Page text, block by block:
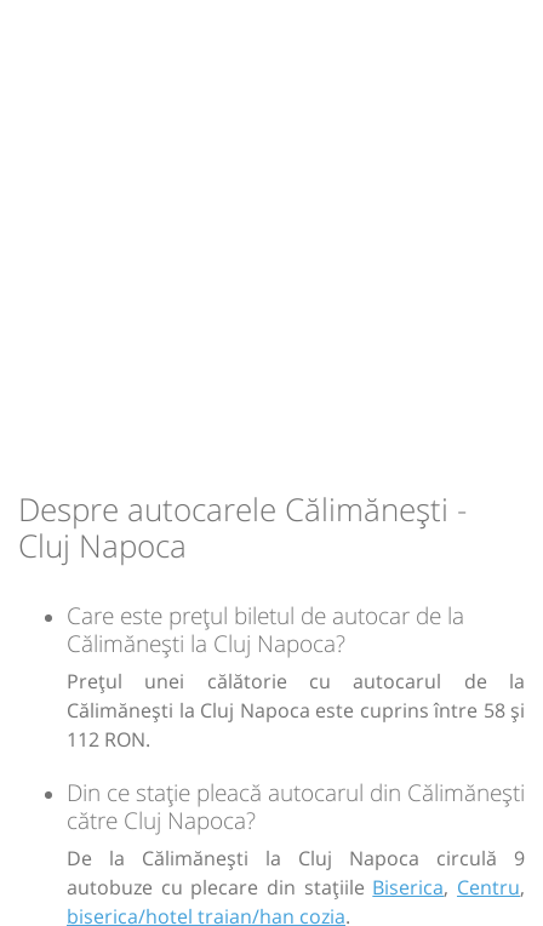
Despre autocarele Călimănești -
Cluj Napoca
Care este prețul biletul de autocar de la
Călimănești la Cluj Napoca?
Prețul unei călătorie cu autocarul de la
Călimănești la Cluj Napoca este cuprins între 58 și
112 RON.
Din ce stație pleacă autocarul din Călimănești
către Cluj Napoca?
De la Călimănești la Cluj Napoca circulă 9
autobuze cu plecare din stațiile Biserica, Centru,
biserica/hotel traian/han cozia.